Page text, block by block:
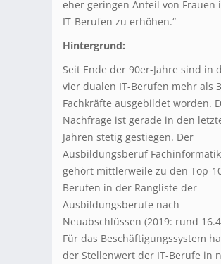
eher geringen Anteil von Frauen
IT-Berufen zu erhöhen.“
Hintergrund:
Seit Ende der 90er-Jahre sind in
vier dualen IT-Berufen mehr als
Fachkräfte ausgebildet worden.
Nachfrage ist gerade in den
Jahren stetig gestiegen. Der
Ausbildungsberuf
gehört mittlerweile zu den Top-
Berufen in der Rangliste der
Ausbildungsberufe nach
Neuabschlüssen (2019: rund
Für das Beschäftigungssystem
der Stellenwert der IT-Berufe in